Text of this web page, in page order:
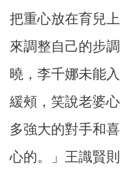
把重心放在育兒
來調整自己的步
曉，李千娜未能
緩頰，笑說老婆
多強大的對手和
心的。」王識賢